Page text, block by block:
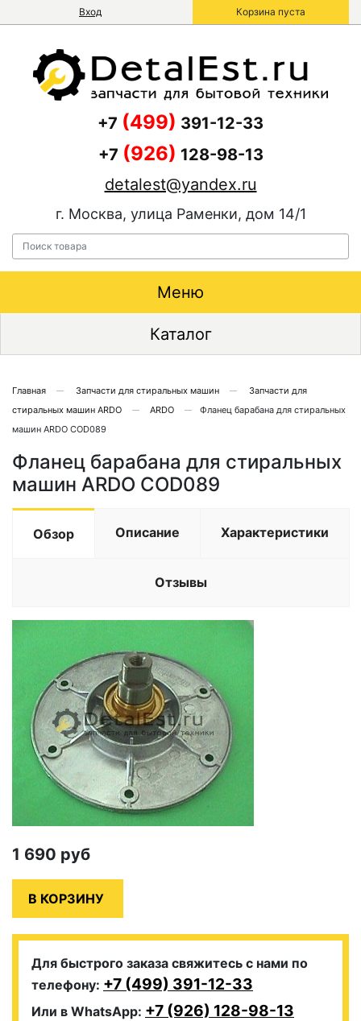
Вход Корзина пуста
+7 (499) 391-12-33
+7 (926) 128-98-13
detalest@yandex.ru
г. Москва, улица Раменки, дом 14/1
Меню
Каталог
Главная Запчасти для стиральных машин
Запчасти для
стиральных машин ARDO
ARDO
Фланец барабана для стиральных
машин ARDO COD089
Фланец барабана для стиральных
машин ARDO COD089
Обзор Описание Характеристики
Отзывы
1 690 руб
Для быстрого заказа свяжитесь с нами по
телефону: +7 (499) 391-12-33
Или в WhatsApp: +7 (926) 128-98-13